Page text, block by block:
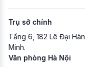
Trụ sở chính
Tầng 6, 182 Lê Đại
Minh.
Văn phòng Hà Nội